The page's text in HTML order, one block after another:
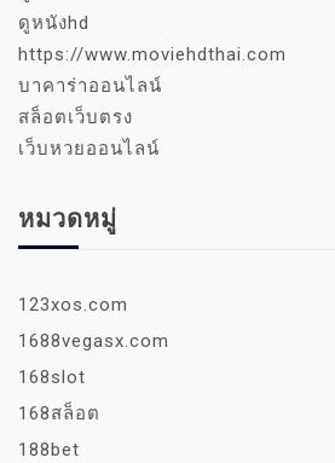
ดูหนังhd
https://www.moviehdthai.com
บาคาร่าออนไลน์
สล็อตเว็บตรง
เว็บหวยออนไลน์
หมวดหมู่
123xos.com
1688vegasx.com
168slot
168สล็อต
188bet